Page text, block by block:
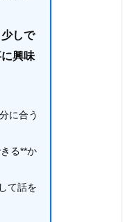
しで
興味
に合う
る**か
て話を